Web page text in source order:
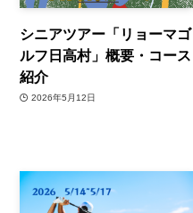
シニアツアー「リョーマゴ
ルフ日高村」概要・コース
紹介
2026年5月12日